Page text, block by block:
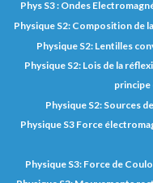
Phys S3 : Ondes
Physique S2: Composition de
Physique S2: Lentilles
Physique S2: Lois de la
Physique S2: Sources
Physique S3 Force
Physique S3: Force de